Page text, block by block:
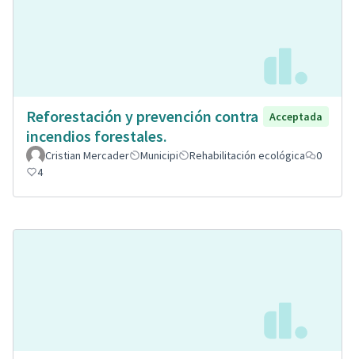
Reforestación y prevención contra
incendios forestales.
Acceptada
Cristian Mercader Municipi Rehabilitación ecológica
0
4